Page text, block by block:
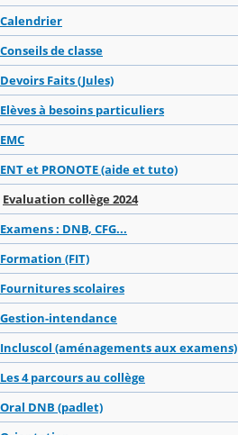
Calendrier
Conseils de classe
Devoirs Faits (Jules)
Elèves à besoins particuliers
EMC
ENT et PRONOTE (aide et tuto)
Evaluation collège 2024
Examens : DNB, CFG...
Formation (FIT)
Fournitures scolaires
Gestion-intendance
Incluscol (aménagements aux examens)
Les 4 parcours au collège
Oral DNB (padlet)